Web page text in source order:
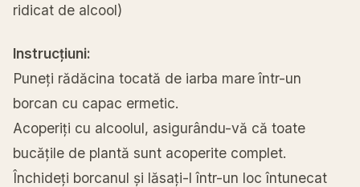
ridicat de alcool)
Instrucțiuni:
Puneți rădăcina tocată de iarba mare într-un
borcan cu capac ermetic.
Acoperiți cu alcoolul, asigurându-vă că toate
bucățile de plantă sunt acoperite complet.
Închideți borcanul și lăsați-l într-un loc întunecat